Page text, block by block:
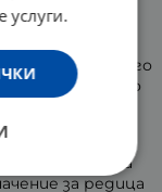
и заздравява
се много
в напитка по
Не
единица на
за редица
услуги.